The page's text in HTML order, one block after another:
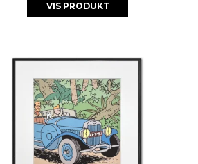
VIS PRODUKT